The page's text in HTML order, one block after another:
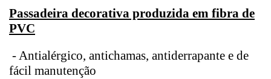
Passadeira decorativa produzida em fibra de
PVC
- Antialérgico, antichamas, antiderrapante e de
fácil manutenção